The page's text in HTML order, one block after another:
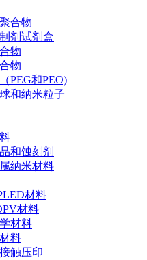
合物
剂试剂盒
物
物
PEG和PEO)
和纳米粒子
和蚀刻剂
纳米材料
材料
材料
材料
料
触压印